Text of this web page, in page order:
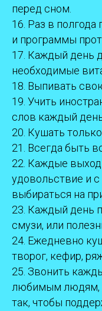
перед сном.
16. Раз в
и программы
17. Каждый день
необходимые
18. Выпивать
19. Учить
слов каждый
20. Кушать
21. Всегда быть
22. Каждые
удовольствие и
выбираться на
23. Каждый день
смузи, или
24. Ежедневно
творог, кефир,
25. Звонить
любимым людям,
так, чтобы